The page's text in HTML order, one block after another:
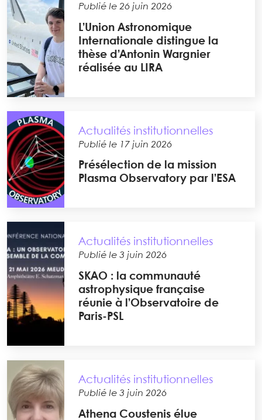
Publié le 26 juin 2026
L’Union Astronomique
Internationale distingue la
thèse d’Antonin Wargnier
réalisée au LIRA
Actualités institutionnelles
Publié le 17 juin 2026
Présélection de la mission
Plasma Observatory par l’ESA
Actualités institutionnelles
Publié le 3 juin 2026
SKAO : la communauté
astrophysique française
réunie à l’Observatoire de
Paris-PSL
Actualités institutionnelles
Publié le 3 juin 2026
Athena Coustenis élue